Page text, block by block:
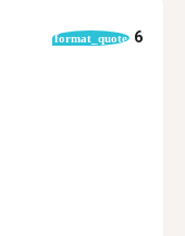
format_quote 6